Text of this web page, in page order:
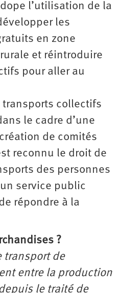
l’utilisation de la
les
en zone
et réintroduire
pour aller au
transports collectifs
le cadre d’une
de comités
reconnu le droit de
des personnes
service public
répondre à la
?
transport de
entre la production
le traité de